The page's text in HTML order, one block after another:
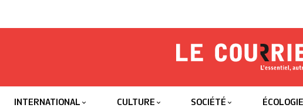
Le
INTERNATIONAL CULTURE SOCIÉTÉ ÉCOLOGIE